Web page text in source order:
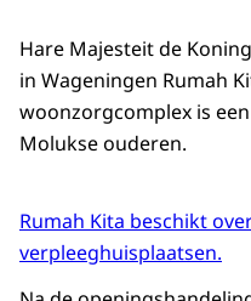
Hare Majesteit de
in Wageningen Rumah
woonzorgcomplex is
Molukse ouderen.
Rumah Kita beschikt
verpleeghuisplaatsen.